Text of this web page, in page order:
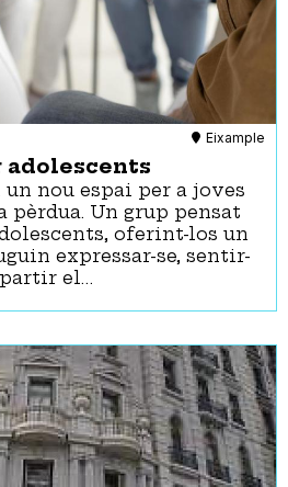
Eixample
adolescents
nou espai per a joves
pèrdua. Un grup pensat
oferint-los un
expressar-se, sentir-
el…